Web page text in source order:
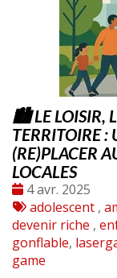
🏙️ LE LOISIR,
TERRITOIRE :
(RE)PLACER
LOCALES
Date
:
4 avr. 2025
Tags
:
adolescent ,
devenir riche ,
gonflable,
game